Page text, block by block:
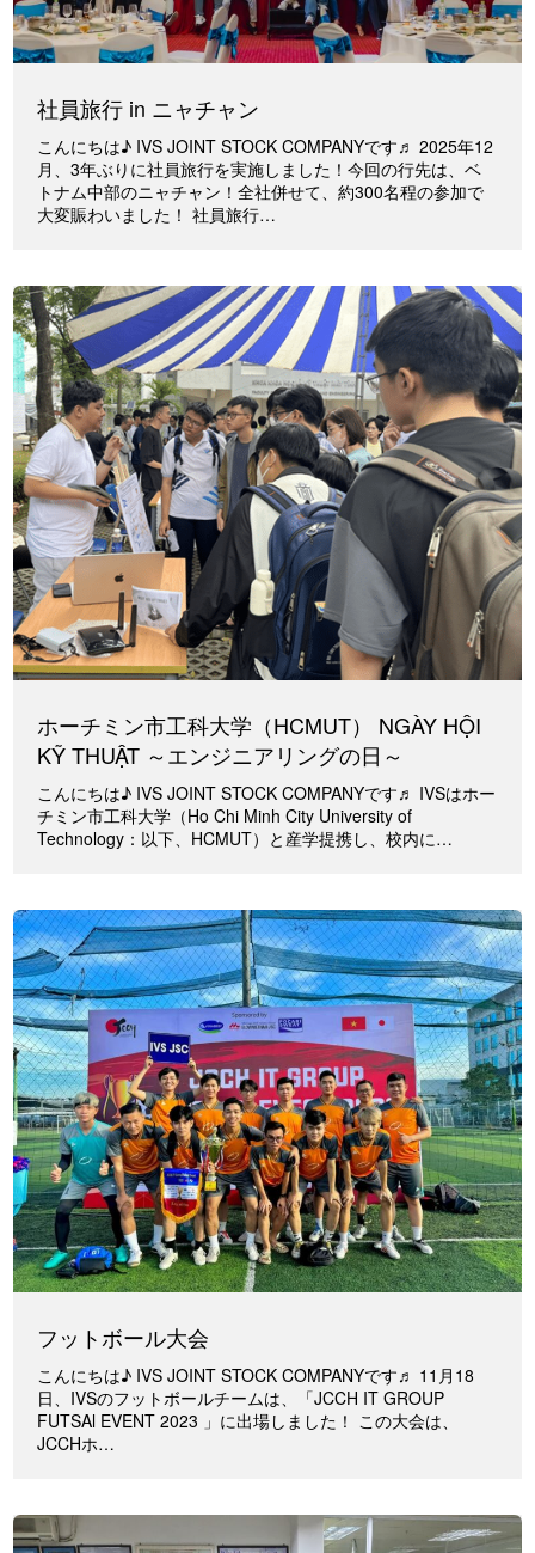
社員旅行 in ニャチャン
こんにちは♪ IVS JOINT STOCK COMPANYです♬ 2025年12
月、3年ぶりに社員旅行を実施しました！今回の行先は、ベ
トナム中部のニャチャン！全社併せて、約300名程の参加で
大変賑わいました！ 社員旅行…
ホーチミン市工科大学（HCMUT） NGÀY HỘI
KỸ THUẬT ～エンジニアリングの日～
こんにちは♪ IVS JOINT STOCK COMPANYです♬ IVSはホー
チミン市工科大学（Ho Chi Minh City University of
Technology：以下、HCMUT）と産学提携し、校内に…
フットボール大会
こんにちは♪ IVS JOINT STOCK COMPANYです♬ 11月18
日、IVSのフットボールチームは、「JCCH IT GROUP
FUTSAl EVENT 2023 」に出場しました！ この大会は、
JCCHホ…